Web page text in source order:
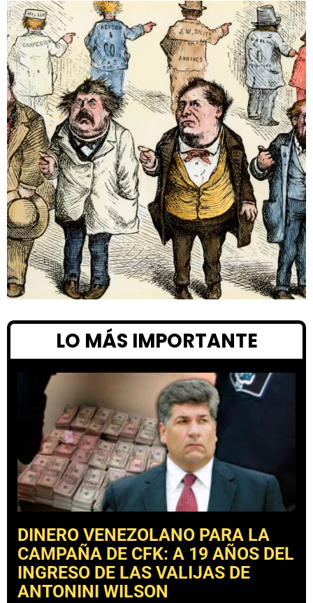
LO MÁS IMPORTANTE
DINERO VENEZOLANO PARA LA
CAMPAÑA DE CFK: A 19 AÑOS DEL
INGRESO DE LAS VALIJAS DE
ANTONINI WILSON